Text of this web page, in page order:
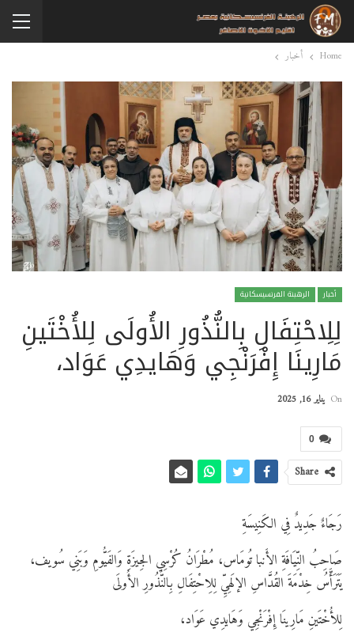
Home أخبار
أخبار الرهبنة الفرنسيسكانية
لِلِاحْتِفَالِ بِالنُّذُورِ الأُولَى لِلأُخْتَينِ
مَارِينَا إِفْرَنْجِي وَهَايدِي عَوَاد،
On يناير 16, 2025
0
Share
رَجَاءٌ جَدِيدٌ فِي الكَنِيسَةِ
صَاحِبُ النِّيَافَةِ الأَنبا تُومَاس، مُطْرَانُ كُرْسِي الجِيزَةِ وَالفَيُّومِ وَبَنِي سُويف،
يَتَرَأَّسُ خِدْمَةَ القُدَّاسِ الإلَهِيِّ لِلِاحْتِفَالِ بِالنُّذُورِ الأُولَى
لِلأُخْتَينِ مَارِينَا إِفْرَنْجِي وَهَايدِي عَوَاد،